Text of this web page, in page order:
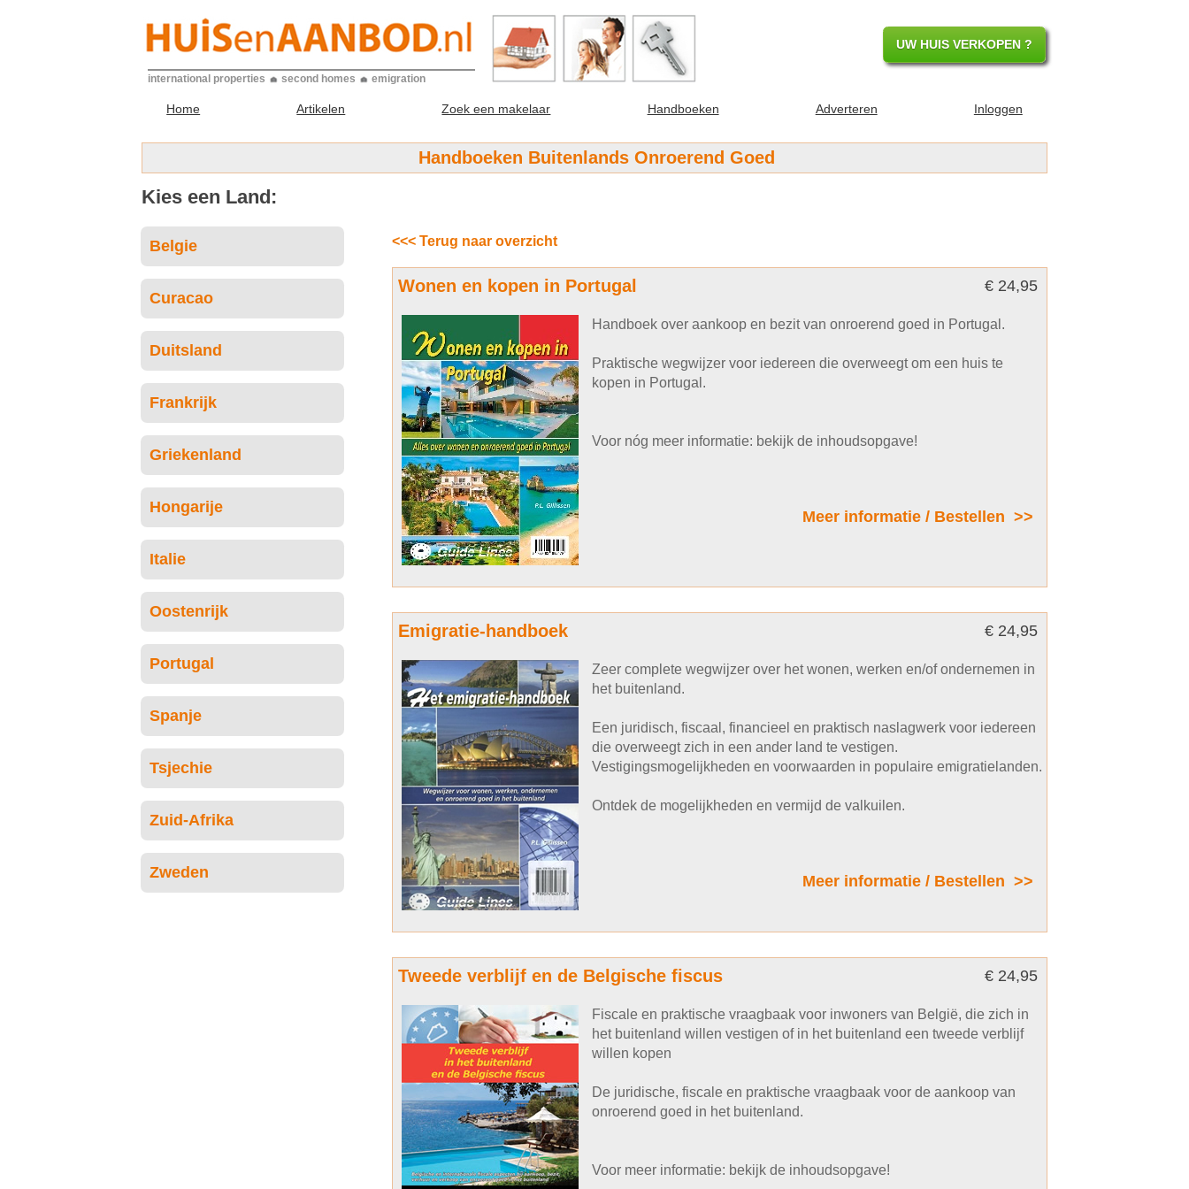
international properties second homes emigration
UW HUIS VERKOPEN ?
Home Artikelen Zoek een makelaar Handboeken Adverteren Inloggen
Handboeken Buitenlands Onroerend Goed
Kies een Land:
Belgie
Curacao
Duitsland
Frankrijk
Griekenland
Hongarije
Italie
Oostenrijk
Portugal
Spanje
Tsjechie
Zuid-Afrika
Zweden
<<< Terug naar overzicht
€ 24,95
Wonen en kopen in Portugal
Handboek over aankoop en bezit van onroerend goed in Portugal.
Praktische wegwijzer voor iedereen die overweegt om een huis te
kopen in Portugal.
Voor nóg meer informatie: bekijk de inhoudsopgave!
Meer informatie / Bestellen >>
€ 24,95
Emigratie-handboek
Zeer complete wegwijzer over het wonen, werken en/of ondernemen in
het buitenland.
Een juridisch, fiscaal, financieel en praktisch naslagwerk voor iedereen
die overweegt zich in een ander land te vestigen.
Vestigingsmogelijkheden en voorwaarden in populaire emigratielanden.
Ontdek de mogelijkheden en vermijd de valkuilen.
Meer informatie / Bestellen >>
€ 24,95
Tweede verblijf en de Belgische fiscus
Fiscale en praktische vraagbaak voor inwoners van België, die zich in
het buitenland willen vestigen of in het buitenland een tweede verblijf
willen kopen
De juridische, fiscale en praktische vraagbaak voor de aankoop van
onroerend goed in het buitenland.
Voor meer informatie: bekijk de inhoudsopgave!